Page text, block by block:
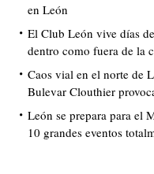
en León
El Club León vive días
dentro como fuera de la
Caos vial en el norte de
Bulevar Clouthier
León se prepara para el
10 grandes eventos